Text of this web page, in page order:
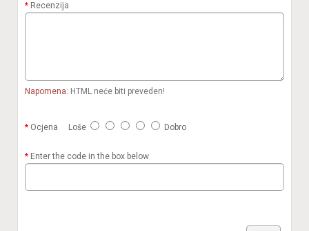
Recenzija
Napomena: HTML neće biti preveden!
Ocjena Loše Dobro
Enter the code in the box below